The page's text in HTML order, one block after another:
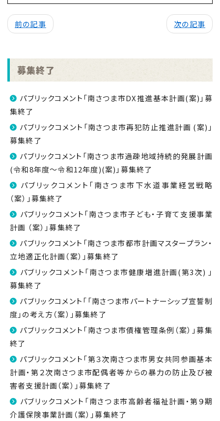
前の記事 次の記事
募集終了
パブリックコメント「南さつま市DX推進基本計画(案)」募
集終了
パブリックコメント「南さつま市再犯防止推進計画 (案)」
募集終了
パブリックコメント「南さつま市過疎地域持続的発展計画
(令和8年度～令和12年度)(案)」募集終了
パブリックコメント「南さつま市下水道事業経営戦略
（案）」募集終了
パブリックコメント「南さつま市子ども・子育て支援事業
計画 （案）」募集終了
パブリックコメント「南さつま市都市計画マスタープラン・
立地適正化計画（案）」募集終了
パブリックコメント「南さつま市健康増進計画(第3次) 」
募集終了
パブリックコメント「「南さつま市パートナーシップ宣誓制
度」の考え方（案）」募集終了
パブリックコメント「南さつま市債権管理条例（案）」募集
終了
パブリックコメント「第３次南さつま市男女共同参画基本
計画・第２次南さつま市配偶者等からの暴力の防止及び被
害者支援計画（案）」募集終了
パブリックコメント「南さつま市高齢者福祉計画・第９期
介護保険事業計画（案）」募集終了